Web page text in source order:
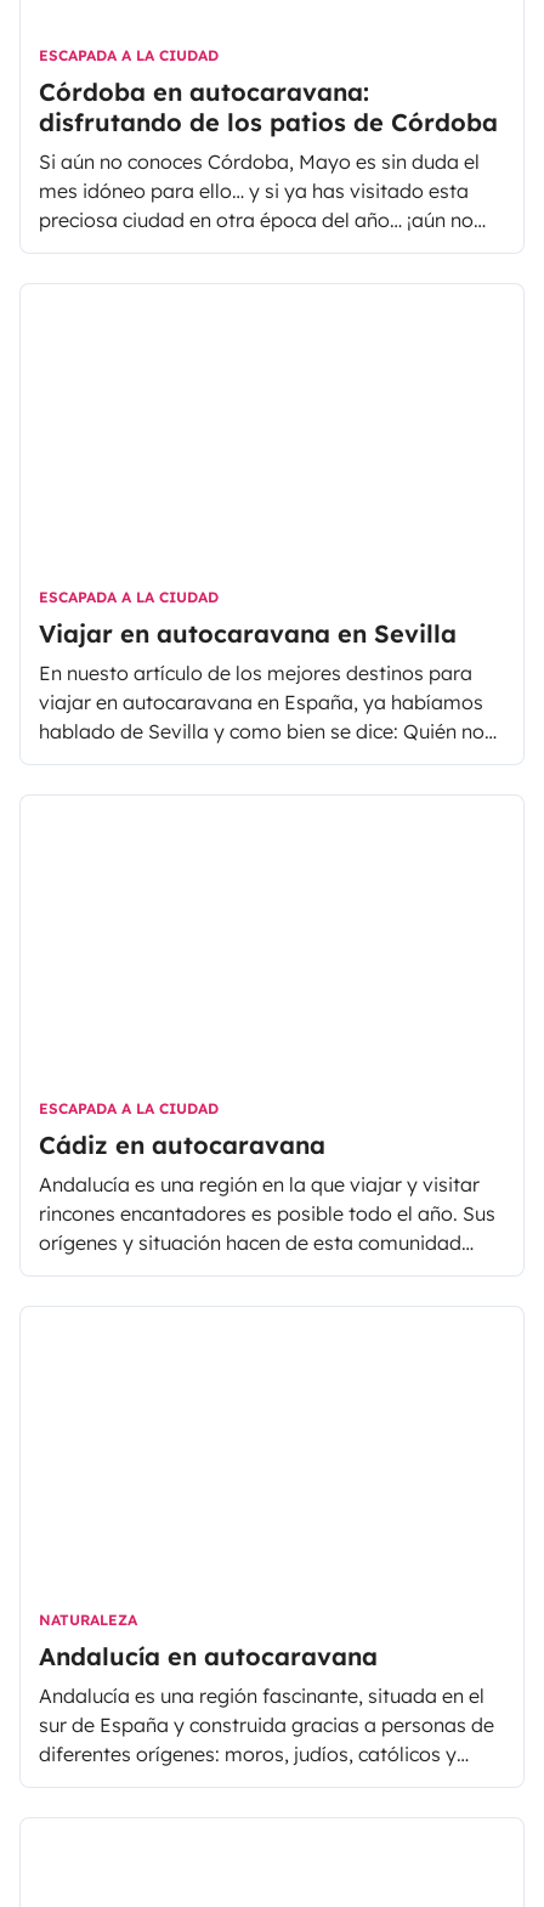
ESCAPADA A LA CIUDAD
Córdoba en autocaravana:
disfrutando de los patios de Córdoba
Si aún no conoces Córdoba, Mayo es sin duda el
mes idóneo para ello… y si ya has visitado esta
preciosa ciudad en otra época del año… ¡aún no
conoces su verdadero encanto! Y es que el mes de
Mayo es Córdoba, deja de buscar tu destino para
ESCAPADA A LA CIUDAD
Viajar en autocaravana en Sevilla
En nuesto artículo de los mejores destinos para
viajar en autocaravana en España, ya habíamos
hablado de Sevilla y como bien se dice: Quién no
ha visto Sevilla ¡no ha visto maravilla!
ESCAPADA A LA CIUDAD
Cádiz en autocaravana
Andalucía es una región en la que viajar y visitar
rincones encantadores es posible todo el año. Sus
orígenes y situación hacen de esta comunidad
autónoma una buena combinación de cultura
occidental y oriental unida a la arquitectura, a la
NATURALEZA
Andalucía en autocaravana
Andalucía es una región fascinante, situada en el
sur de España y construida gracias a personas de
diferentes orígenes: moros, judíos, católicos y
gitanos.